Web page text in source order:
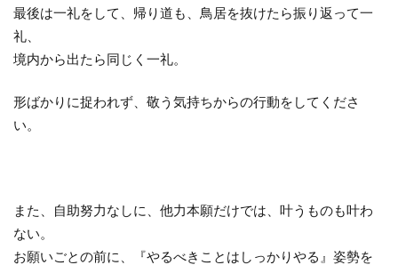
最後は一礼をして、帰り道も、鳥居を抜けたら振り返って一
礼、
境内から出たら同じく一礼。
形ばかりに捉われず、敬う気持ちからの行動をしてくださ
い。
また、自助努力なしに、他力本願だけでは、叶うものも叶わ
ない。
お願いごとの前に、『やるべきことはしっかりやる』姿勢を